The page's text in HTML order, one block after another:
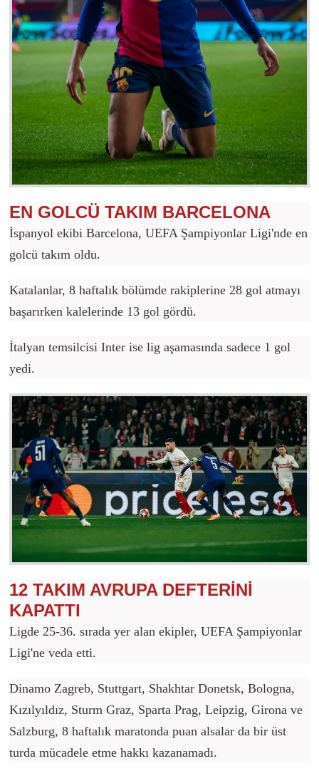
EN GOLCÜ TAKIM BARCELONA
İspanyol ekibi Barcelona, UEFA Şampiyonlar Ligi'nde en
golcü takım oldu.
Katalanlar, 8 haftalık bölümde rakiplerine 28 gol atmayı
başarırken kalelerinde 13 gol gördü.
İtalyan temsilcisi Inter ise lig aşamasında sadece 1 gol
yedi.
12 TAKIM AVRUPA DEFTERİNİ
KAPATTI
Ligde 25-36. sırada yer alan ekipler, UEFA Şampiyonlar
Ligi'ne veda etti.
Dinamo Zagreb, Stuttgart, Shakhtar Donetsk, Bologna,
Kızılyıldız, Sturm Graz, Sparta Prag, Leipzig, Girona ve
Salzburg, 8 haftalık maratonda puan alsalar da bir üst
turda mücadele etme hakkı kazanamadı.